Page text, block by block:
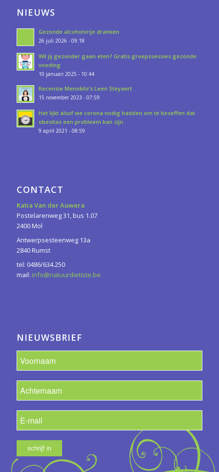
NIEUWS
Gezonde alcoholvrije dranken
26 juli 2026 - 09:18
Wil jij gezonder gaan eten? Gratis groepssessies gezonde
voeding
10 januari 2025 - 10:44
Recensie Menokilo’s Leen Steyaert
15 november 2023 - 07:59
Het lijkt alsof we corona nodig hadden om te beseffen dat
obesitas een probleem kan zijn
9 april 2021 - 08:59
CONTACT
Katia Van der Auwera
Postelarenweg 31, bus 1.07
2400 Mol
Antwerpsesteenweg 13a
2840 Rumst
tel: 0486/634.250
mail: info@natuurdietiste.be
NIEUWSBRIEF